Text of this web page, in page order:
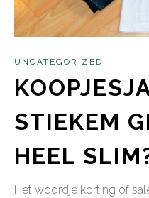
UNCATEGORIZED
STIEKEM
HEEL
Het woordje korting of